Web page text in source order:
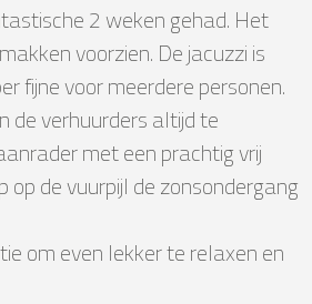
2 weken gehad. Het
voorzien. De jacuzzi is
fijne voor meerdere personen.
de verhuurders altijd te
met een prachtig vrij
de vuurpijl de zonsondergang
om even lekker te relaxen en